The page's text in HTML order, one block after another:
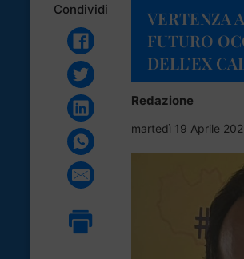
Condividi
VERTENZA
FUTURO
DELL’EX
Redazione
martedì 19 Aprile